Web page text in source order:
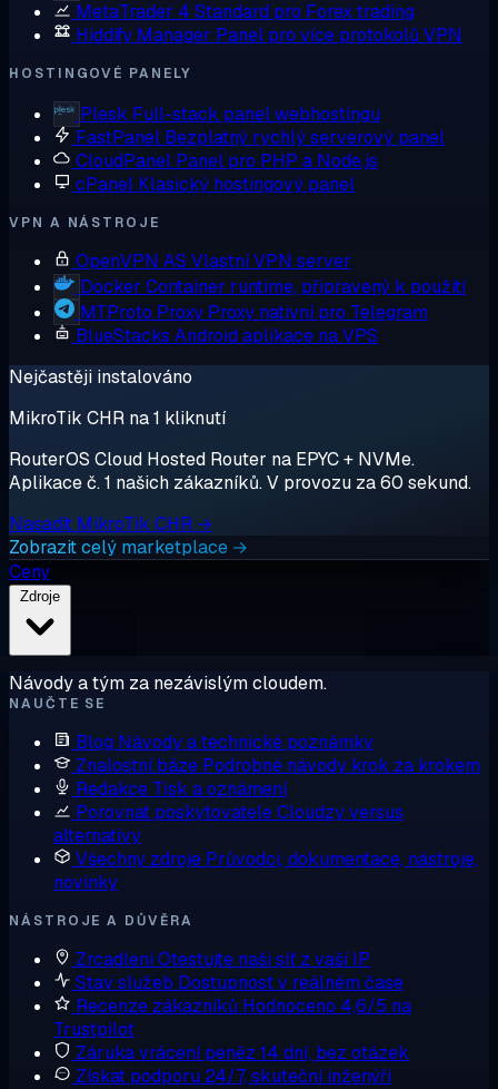
MetaTrader 4 Standard pro Forex trading
Hiddify Manager Panel pro více protokolů VPN
HOSTINGOVÉ PANELY
Plesk Full-stack panel webhostingu
FastPanel Bezplatný rychlý serverový panel
CloudPanel Panel pro PHP a Node.js
cPanel Klasický hostingový panel
VPN A NÁSTROJE
OpenVPN AS Vlastní VPN server
Docker Container runtime, připravený k použití
MTProto Proxy Proxy nativní pro Telegram
BlueStacks Android aplikace na VPS
Nejčastěji instalováno
MikroTik CHR na 1 kliknutí
RouterOS Cloud Hosted Router na EPYC + NVMe.
Aplikace č. 1 našich zákazníků. V provozu za 60 sekund.
Nasadit MikroTik CHR →
Zobrazit celý marketplace →
Ceny
Návody a tým za nezávislým cloudem.
NAUČTE SE
Blog Návody a technické poznámky
Znalostní báze Podrobné návody krok za krokem
Redakce Tisk a oznámení
Porovnat poskytovateleCloudzy versus
alternativy
Všechny zdroje Průvodci, dokumentace, nástroje,
novinky
NÁSTROJE A DŮVĚRA
ZrcadleníOtestujte naši síť z vaší IP
Stav služeb Dostupnost v reálném čase
Recenze zákazníků Hodnoceno 4,6/5 na
Trustpilot
Záruka vrácení peněz 14 dní, bez otázek
Získat podporu 24/7, skuteční inženýři